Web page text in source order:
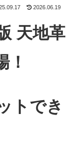
2026.06.19
天地革
！
トでき